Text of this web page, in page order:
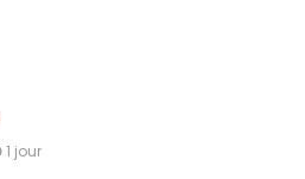
1 jour